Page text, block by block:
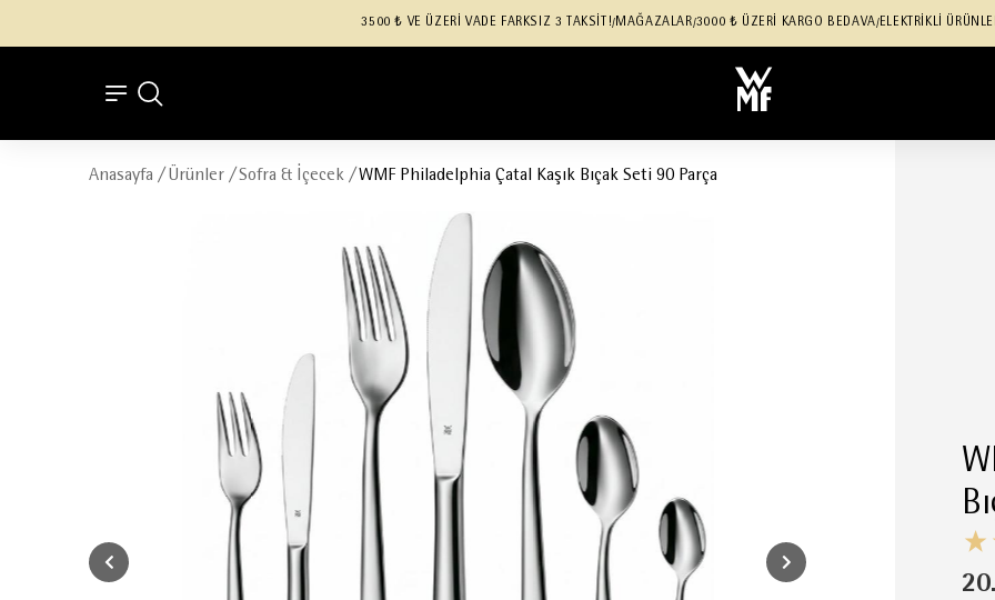
3500 ₺ VE ÜZERİ VADE FARKSIZ 3 TAKSİT!/ MAĞAZALAR/3000 ₺ ÜZERİ KARGO BEDAVA/ELEKTRİKLİ
Anasayfa / Ürünler / Sofra & İçecek / WMF Philadelphia Çatal Kaşık Bıçak Seti 90 Parça